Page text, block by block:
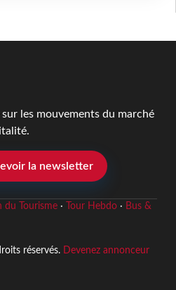
les mouvements du marché
la newsletter
du Tourisme· Tour Hebdo· Bus &
réservés. Devenez annonceur